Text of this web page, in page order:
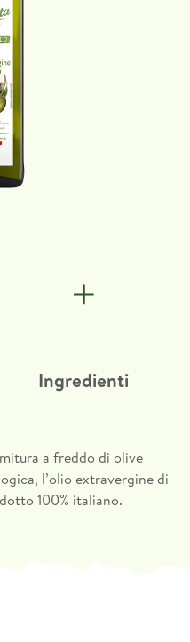
Ingredienti
14 g
a freddo di olive
l’olio extravergine di
100% italiano.